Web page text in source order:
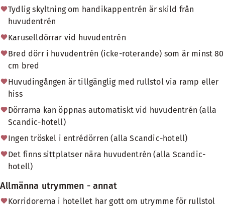
Tydlig skyltning om handikappentrén är skild från
huvudentrén
Karuselldörrar vid huvudentrén
Bred dörr i huvudentrén (icke-roterande) som är minst 80
cm bred
Huvudingången är tillgänglig med rullstol via ramp eller
hiss
Dörrarna kan öppnas automatiskt vid huvudentrén (alla
Scandic-hotell)
Ingen tröskel i entrédörren (alla Scandic-hotell)
Det finns sittplatser nära huvudentrén (alla Scandic-
hotell)
Allmänna utrymmen - annat
Korridorerna i hotellet har gott om utrymme för rullstol